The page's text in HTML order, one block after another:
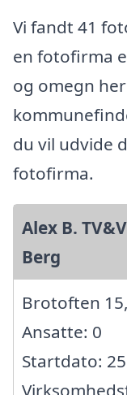
Vi fandt 41
en fotofirma
og omegn
du vil udvide
fotofirma.
Alex B.
Berg
Brotoften
Ansatte: 0
Startdato: